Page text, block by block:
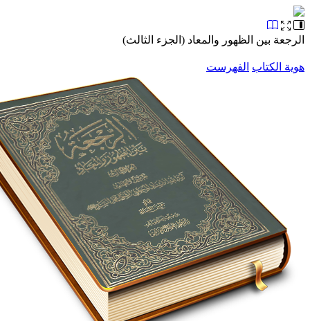
بين الظهور والمعاد (الجزء الثالث)
الفهرست